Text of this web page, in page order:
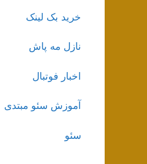
خرید بک لینک
نازل مه پاش
اخبار فوتبال
آموزش سئو مبتدی
سئو